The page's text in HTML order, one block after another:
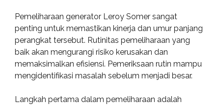
Pemeliharaan generator Leroy Somer sangat
penting untuk memastikan kinerja dan umur panjang
perangkat tersebut. Rutinitas pemeliharaan yang
baik akan mengurangi risiko kerusakan dan
memaksimalkan efisiensi. Pemeriksaan rutin mampu
mengidentifikasi masalah sebelum menjadi besar.
Langkah pertama dalam pemeliharaan adalah